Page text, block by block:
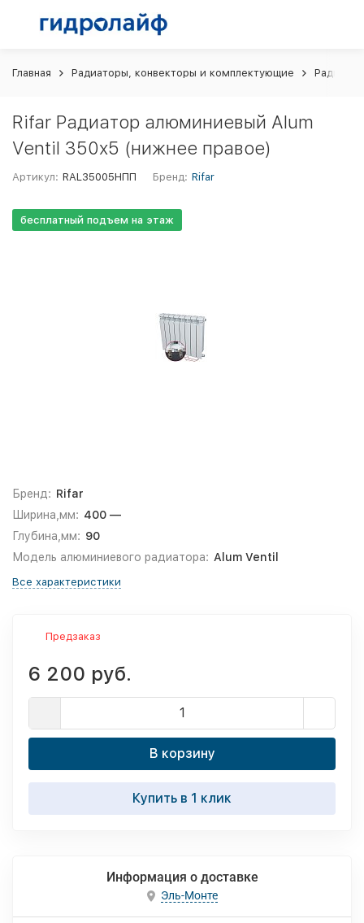
Главная Радиаторы, конвекторы и комплектующие
Rifar Радиатор алюминиевый Alum
Ventil 350x5 (нижнее правое)
Артикул: RAL35005НПП Бренд: Rifar
бесплатный подъем на этаж
Бренд: Rifar
Ширина,мм: 400 —
Глубина,мм: 90
Модель алюминиевого радиатора: Alum Ventil
Все характеристики
Предзаказ
6 200 руб.
В корзину
Купить в 1 клик
Информация о доставке
Эль-Монте